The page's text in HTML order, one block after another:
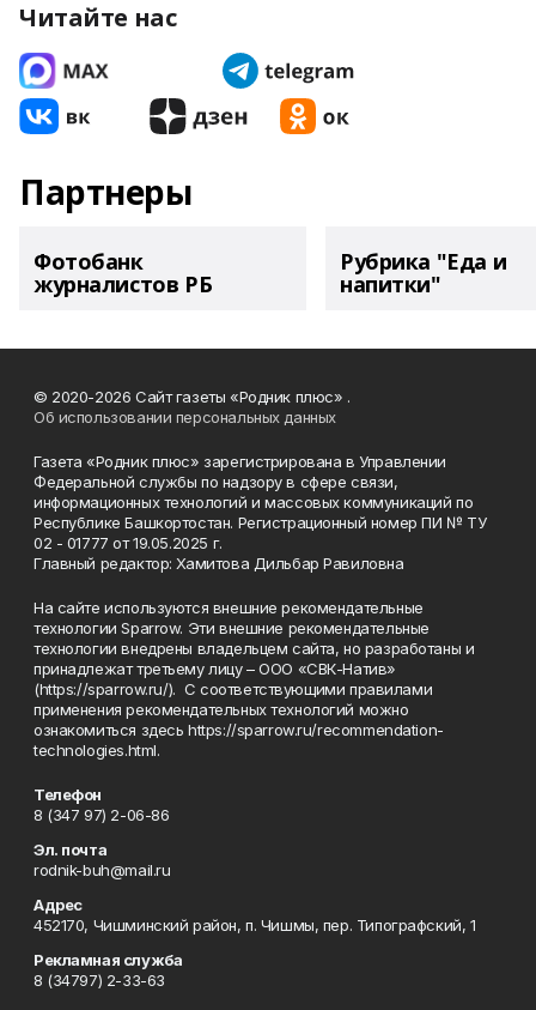
Читайте нас
Партнеры
Фотобанк
журналистов РБ
Рубрика "Еда и
напитки"
© 2020-2026 Сайт газеты «Родник плюс» .
Об использовании персональных данных
Газета «Родник плюс» зарегистрирована в Управлении
Федеральной службы по надзору в сфере связи,
информационных технологий и массовых коммуникаций по
Республике Башкортостан. Регистрационный номер ПИ № ТУ
02 - 01777 от 19.05.2025 г.
Главный редактор: Хамитова Дильбар Равиловна
На сайте используются внешние рекомендательные
технологии Sparrow. Эти внешние рекомендательные
технологии внедрены владельцем сайта, но разработаны и
принадлежат третьему лицу – ООО «СВК-Натив»
(https://sparrow.ru/). С соответствующими правилами
применения рекомендательных технологий можно
ознакомиться здесь https://sparrow.ru/recommendation-
technologies.html.
Телефон
8 (347 97) 2-06-86
Эл. почта
rodnik-buh@mail.ru
Адрес
452170, Чишминский район, п. Чишмы, пер. Типографский, 1
Рекламная служба
8 (34797) 2-33-63